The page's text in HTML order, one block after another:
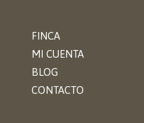
FINCA
MI CUENTA
BLOG
CONTACTO